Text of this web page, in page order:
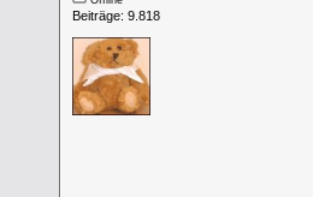
Beiträge: 9.818